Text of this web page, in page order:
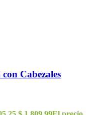
Cabezales